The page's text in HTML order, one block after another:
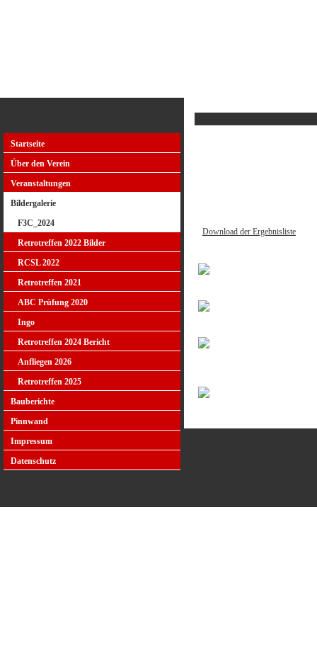
Startseite
Über den Verein
Veranstaltungen
Bildergalerie
F3C_2024
Retrotreffen 2022 Bilder
RCSL 2022
Retrotreffen 2021
ABC Prüfung 2020
Ingo
Retrotreffen 2024 Bericht
Anfliegen 2026
Retrotreffen 2025
Bauberichte
Pinnwand
Impressum
Datenschutz
Download der Ergebnisliste